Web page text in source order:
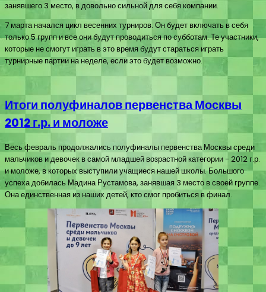
занявшего 3 место, в довольно сильной для себя компании.
7 марта начался цикл весенних турниров. Он будет включать в себя
только 5 групп и все они будут проводиться по субботам. Те участники,
которые не смогут играть в это время будут стараться играть
турнирные партии на неделе, если это будет возможно.
Итоги полуфиналов первенства Москвы
2012 г.р. и моложе
Весь февраль продолжались полуфиналы первенства Москвы среди
мальчиков и девочек в самой младшей возрастной категории - 2012 г.р.
и моложе, в которых выступили учащиеся нашей школы. Большого
успеха добилась Мадина Рустамова, занявшая 3 место в своей группе.
Она единственная из наших детей, кто смог пробиться в финал.